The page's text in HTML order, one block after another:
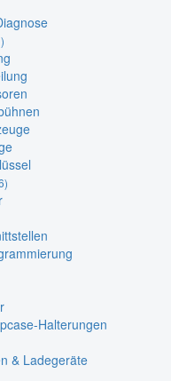
Halterungen
& Ladegeräte